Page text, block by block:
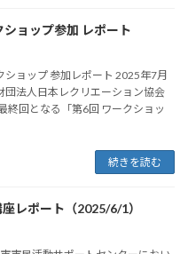
ョップ参加 レポート
ョップ 参加レポート 2025年7月
法人日本レクリエーション協会
終回となる「第6回 ワークショッ
続きを読む
ポート（2025/6/1）